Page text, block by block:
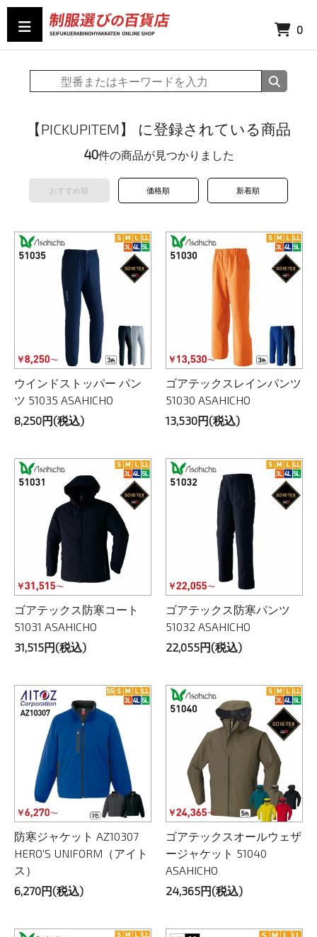
0
【PICKUPITEM】 に登録されている商品
40件の商品が見つかりました
おすすめ順 価格順 新着順
ウインドストッパー パン
ツ 51035 ASAHICHO
8,250円(税込)
ゴアテックスレインパンツ
51030 ASAHICHO
13,530円(税込)
ゴアテックス防寒コート
51031 ASAHICHO
31,515円(税込)
ゴアテックス防寒パンツ
51032 ASAHICHO
22,055円(税込)
防寒ジャケット AZ10307
HERO'S UNIFORM（アイト
ス）
6,270円(税込)
ゴアテックスオールウェザ
ージャケット 51040
ASAHICHO
24,365円(税込)